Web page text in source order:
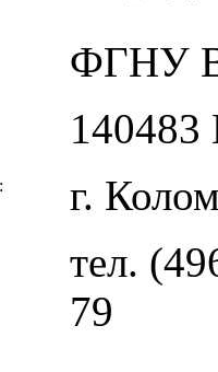
ФГНУ
140483
г.
тел.
79